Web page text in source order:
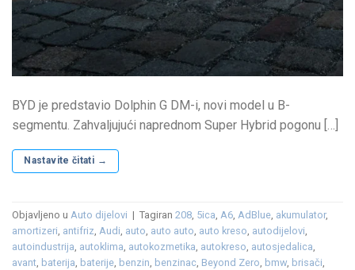
BYD je predstavio Dolphin G DM-i, novi model u B-
segmentu. Zahvaljujući naprednom Super Hybrid pogonu […]
Nastavite čitati →
Objavljeno u Auto dijelovi | Tagiran 208, 5ica, A6, AdBlue, akumulator,
amortizeri, antifriz, Audi, auto, auto auto, auto kreso, autodijelovi,
autoindustrija, autoklima, autokozmetika, autokreso, autosjedalica,
avant, baterija, baterije, benzin, benzinac, Beyond Zero, bmw, brisači,